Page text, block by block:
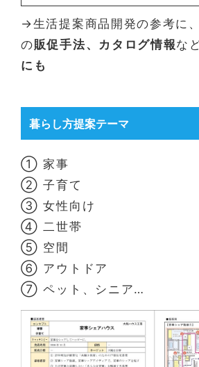
→生活提案商品開発の参考に
の販促手法、カタログ情報な
にも
暮らし方提案テーマ
① 家事
② 子育て
③ 女性向け
④ 二世帯
⑤ 空間
⑥ アウトドア
⑦ ペット、シニア…